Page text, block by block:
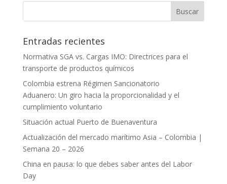
Entradas recientes
Normativa SGA vs. Cargas IMO: Directrices para el
transporte de productos químicos
Colombia estrena Régimen Sancionatorio
Aduanero: Un giro hacia la proporcionalidad y el
cumplimiento voluntario
Situación actual Puerto de Buenaventura
Actualización del mercado marítimo Asia – Colombia |
Semana 20 – 2026
China en pausa: lo que debes saber antes del Labor
Day